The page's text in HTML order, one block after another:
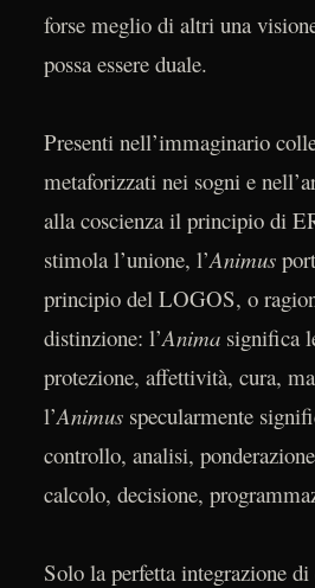
forse meglio di altri una
possa essere duale.
Presenti nell’immaginario
metaforizzati nei sogni e
alla coscienza il principio di
stimola l’unione, l’Animus
principio del LOGOS, o
distinzione: l’Animasignifica
protezione, affettività, cura,
l’Animusspecularmente
controllo, analisi,
calcolo, decisione,
Solo la perfetta integrazione di